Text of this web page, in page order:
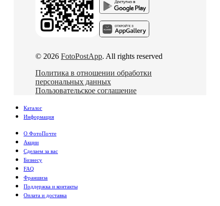
© 2026 FotoPostApp. All rights reserved
Политика в отношении обработки
персональных данных
Пользовательское соглашение
Каталог
Информация
О ФотоПочте
Акции
Сделаем за вас
Бизнесу
FAQ
Франшиза
Поддержка и контакты
Оплата и доставка